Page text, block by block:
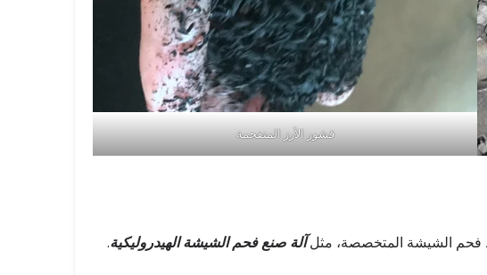
قشور الأرز المتفحمة
فحم الشيشة المتخصصة، مثلآلة صنع فحم الشيشة الهيدروليكية.